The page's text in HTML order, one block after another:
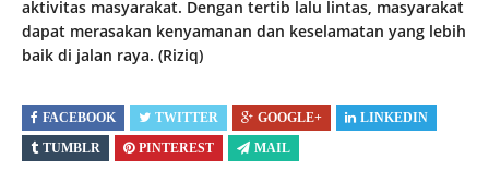
aktivitas masyarakat. Dengan tertib lalu lintas, masyarakat
dapat merasakan kenyamanan dan keselamatan yang lebih
baik di jalan raya. (Riziq)
FACEBOOK TWITTER GOOGLE+
LINKEDIN
TUMBLR
PINTEREST MAIL